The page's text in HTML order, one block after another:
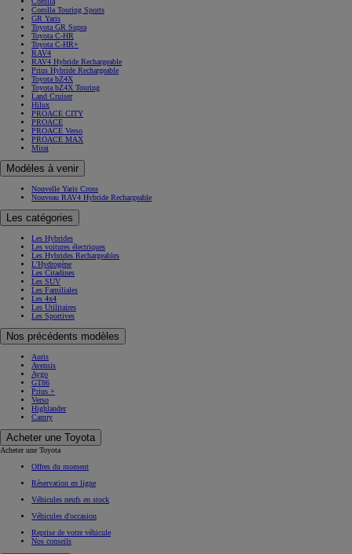
Corolla Touring Sports
GR Yaris
Toyota GR Supra
Toyota C-HR
Toyota C-HR+
RAV4
RAV4 Hybride Rechargeable
Prius Hybride Rechargeable
Toyota bZ4X
Toyota bZ4X Touring
Land Cruiser
Hilux
PROACE CITY
PROACE
PROACE Verso
PROACE MAX
Mirai
Modèles à venir
Nouvelle Yaris Cross
Nouveau RAV4 Hybride Rechargeable
Les catégories
Les Hybrides
Les voitures électriques
Les Hybrides Rechargeables
L'Hydrogène
Les Citadines
Les SUV
Les Familiales
Les 4x4
Les Utilitaires
Les Sportives
Nos précédents modèles
Auris
Avensis
Aygo
GT86
Prius +
Verso
Highlander
Camry
Acheter une Toyota
Acheter une Toyota
Offres du moment
Réservation en ligne
Véhicules neufs en stock
Véhicules d'occasion
Reprise de votre véhicule
Nos conseils